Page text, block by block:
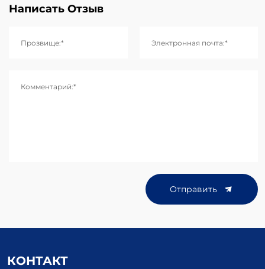
Написать Отзыв
Прозвище:* Электронная почта:*
Комментарий:*
Отправить
КОНТАКТ